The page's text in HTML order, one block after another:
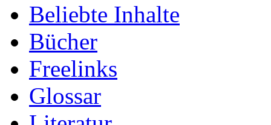
Beliebte Inhalte
Bücher
Freelinks
Glossar